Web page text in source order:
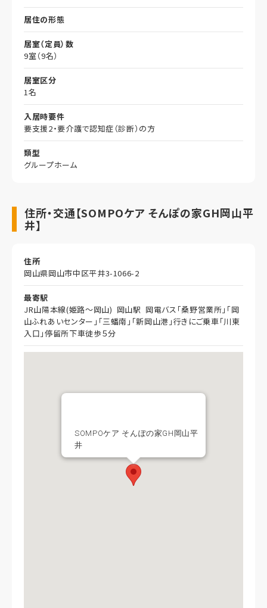
居住の形態
居室（定員）数
9室（9名）
居室区分
1名
入居時要件
要支援2・要介護で認知症（診断）の方
類型
グループホーム
住所・交通【SOMPOケア そんぽの家GH岡山平
井】
住所
岡山県岡山市中区平井3-1066-2
最寄駅
JR山陽本線(姫路～岡山) 岡山駅 岡電バス「桑野営業所」「岡
山ふれあいセンター」「三蟠南」「新岡山港」行きにご乗車「川東
入口」停留所下車徒歩５分
SOMPOケア そんぽの家GH岡山平
井